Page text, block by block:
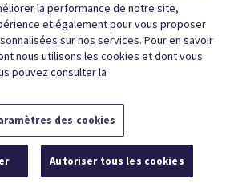
PROTECTION DE LA VIE PRIVÉE
POLITIQUE DE
COOKIES DÉCLARATION D’ACCESSIBILITÉ
la performance de notre site,
et également pour vous proposer
sur nos services. Pour en savoir
nous utilisons les cookies et dont vous
pouvez consulter la
des cookies
Autoriser tous les cookies